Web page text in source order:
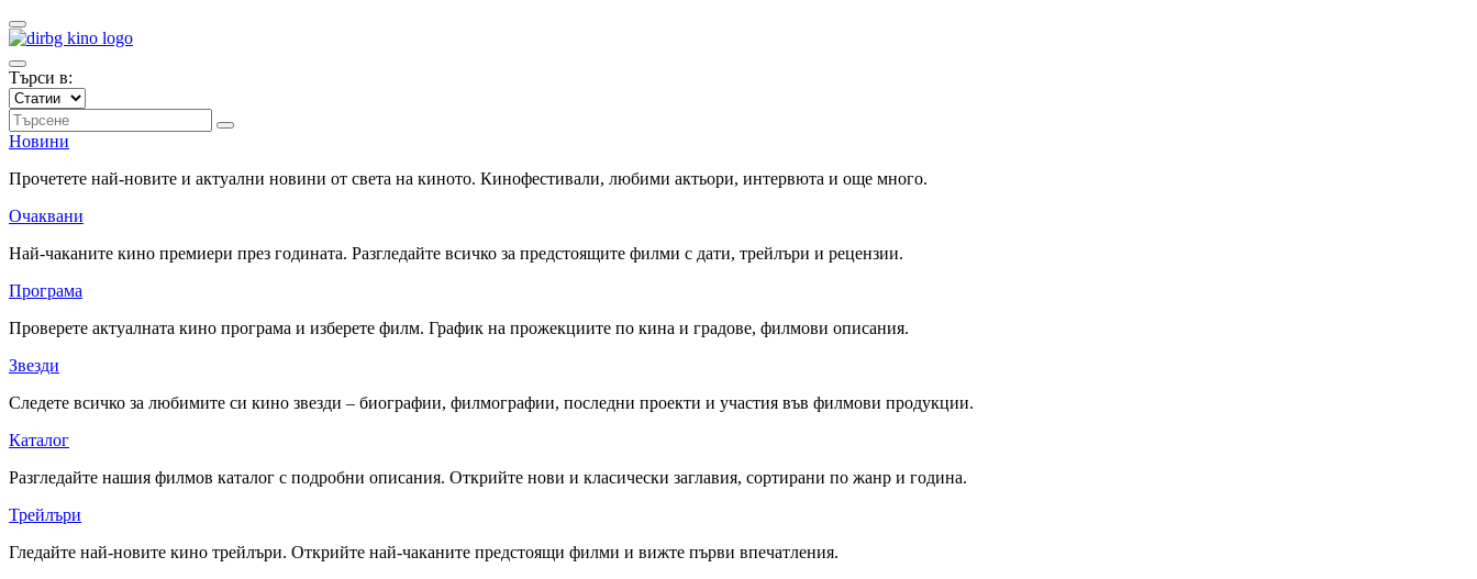
Търси в:
Новини
Прочетете най-новите и актуални новини от света на киното. Кинофестивали, любими актьори, интервюта и още много.
Очаквани
Най-чаканите кино премиери през годината. Разгледайте всичко за предстоящите филми с дати, трейлъри и рецензии.
Програма
Проверете актуалната кино програма и изберете филм. График на прожекциите по кина и градове, филмови описания.
Звезди
Следете всичко за любимите си кино звезди – биографии, филмографии, последни проекти и участия във филмови продукции.
Каталог
Разгледайте нашия филмов каталог с подробни описания. Открийте нови и класически заглавия, сортирани по жанр и година.
Трейлъри
Гледайте най-новите кино трейлъри. Открийте най-чаканите предстоящи филми и вижте първи впечатления.